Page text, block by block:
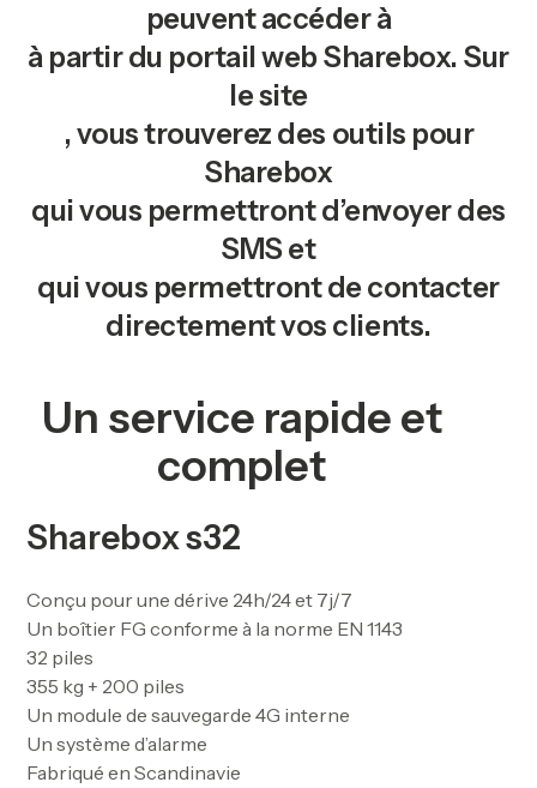
peuvent accéder à
à partir du portail web Sharebox. Sur
le site
, vous trouverez des outils pour
Sharebox
qui vous permettront d’envoyer des
SMS et
qui vous permettront de contacter
directement vos clients.
Un service rapide et
complet
Sharebox s32
Conçu pour une dérive 24h/24 et 7j/7
Un boîtier FG conforme à la norme EN 1143
32 piles
355 kg + 200 piles
Un module de sauvegarde 4G interne
Un système d’alarme
Fabriqué en Scandinavie